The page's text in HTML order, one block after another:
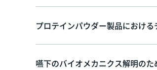
プロテインパウダー製品における
嚥下のバイオメカニクス解明の